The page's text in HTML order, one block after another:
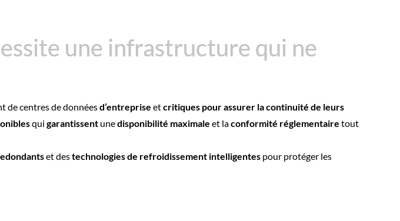
une infrastructure qui ne
une infrastructure qui ne
de centres de donnéesd’entreprise etcritiques pour assurer la continuité de leurs
qui garantissent unedisponibilité maximale et laconformité réglementaire tout
et destechnologies de refroidissement intelligentes pour protéger les